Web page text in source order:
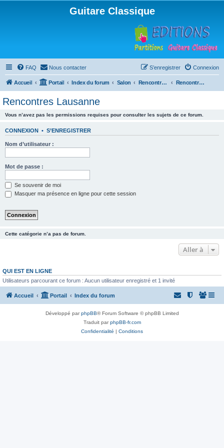
Guitare Classique
FAQ Nous contacter Connexion
S’enregistrer
Accueil Portail Index du forum Salon Rencontres musicales Rencontres Lausanne
Rencontres Lausanne
Vous n’avez pas les permissions requises pour consulter les sujets de ce forum.
CONNEXION • S’ENREGISTRER
Nom d’utilisateur :
Mot de passe :
Se souvenir de moi
Masquer ma présence en ligne pour cette session
Cette catégorie n’a pas de forum.
Aller à
QUI EST EN LIGNE
Utilisateurs parcourant ce forum : Aucun utilisateur enregistré et 1 invité
Accueil Portail Index du forum
Développé parphpBB® Forum Software © phpBB Limited
Traduit parphpBB-fr.com
Confidentialité | Conditions